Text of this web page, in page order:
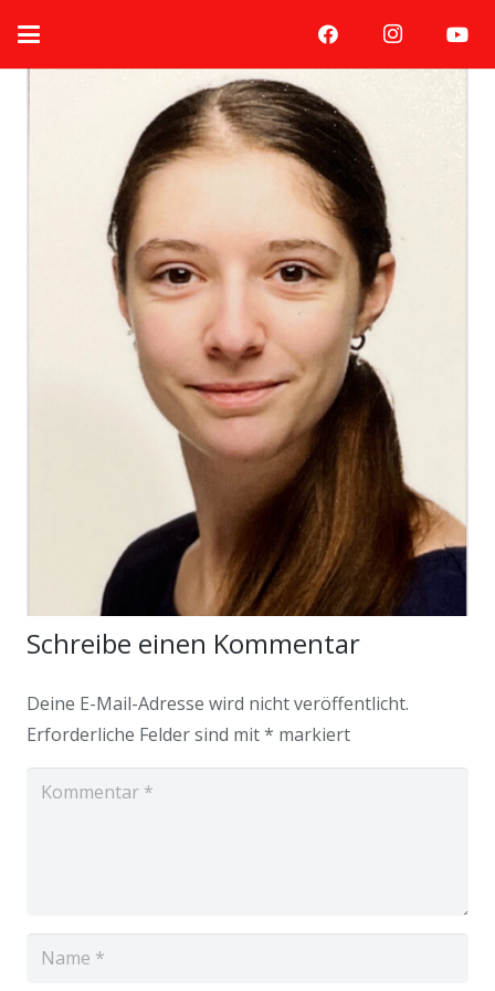
Schreibe einen Kommentar
Deine E-Mail-Adresse wird nicht veröffentlicht.
Erforderliche Felder sind mit* markiert